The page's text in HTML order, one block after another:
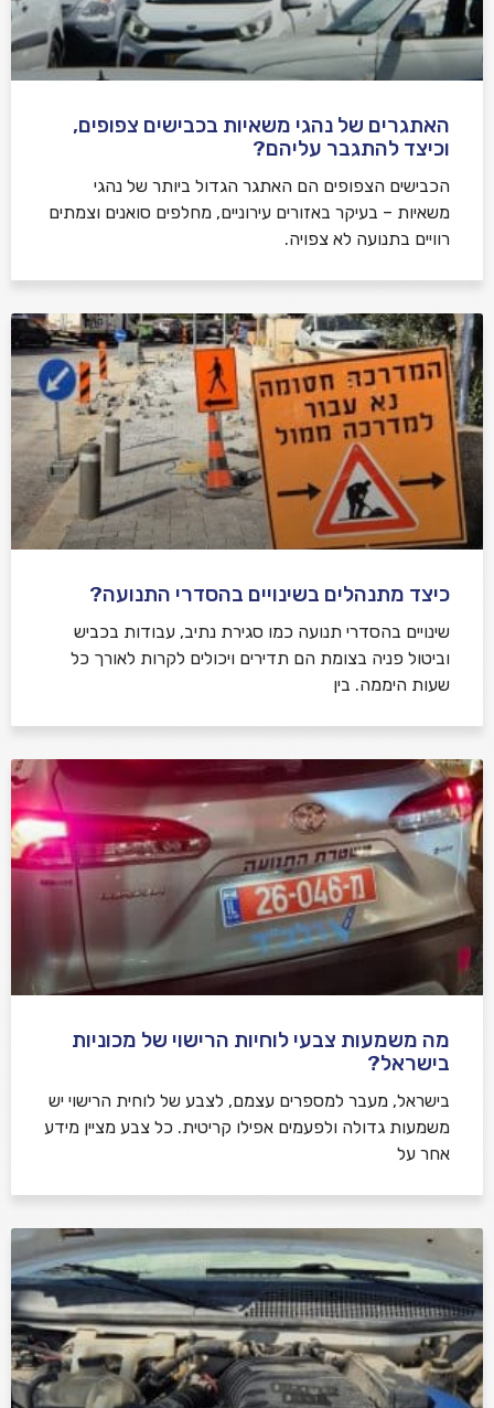
האתגרים של נהגי משאיות בכבישים צפופים,
וכיצד להתגבר עליהם?
הכבישים הצפופים הם האתגר הגדול ביותר של נהגי
משאיות – בעיקר באזורים עירוניים, מחלפים סואנים וצמתים
רוויים בתנועה לא צפויה.
כיצד מתנהלים בשינויים בהסדרי התנועה?
שינויים בהסדרי תנועה כמו סגירת נתיב, עבודות בכביש
וביטול פניה בצומת הם תדירים ויכולים לקרות לאורך כל
שעות היממה. בין
מה משמעות צבעי לוחיות הרישוי של מכוניות
בישראל?
בישראל, מעבר למספרים עצמם, לצבע של לוחית הרישוי יש
משמעות גדולה ולפעמים אפילו קריטית. כל צבע מציין מידע
אחר על